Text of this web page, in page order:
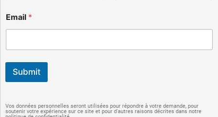
a
i
l
Email *
Submit
Vos données personnelles seront utilisées pour répondre à votre demande, pour
soutenir votre expérience sur ce site et pour d'autres raisons décrites dans notre